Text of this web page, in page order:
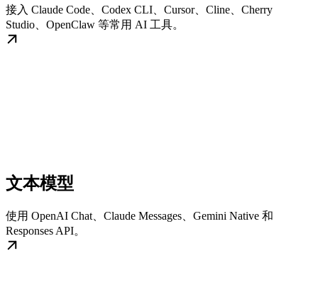
接入 Claude Code、Codex CLI、Cursor、Cline、Cherry
Studio、OpenClaw 等常用 AI 工具。
文本模型
使用 OpenAI Chat、Claude Messages、Gemini Native 和
Responses API。